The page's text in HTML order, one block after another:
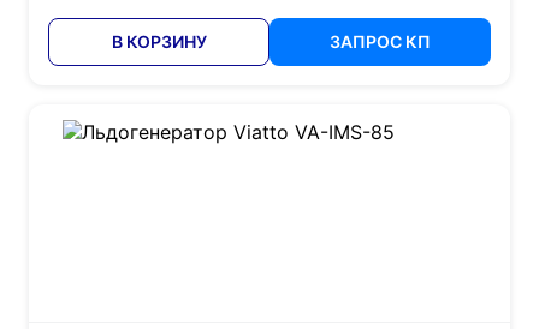
В КОРЗИНУ ЗАПРОС КП